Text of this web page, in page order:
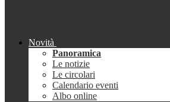
Novità
Panoramica
Le notizie
Le circolari
Calendario eventi
Albo online